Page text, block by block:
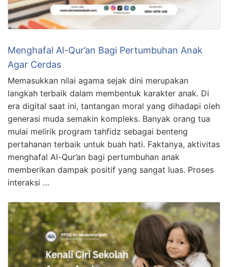
Menghafal Al-Qur’an Bagi Pertumbuhan Anak
Agar Cerdas
Memasukkan nilai agama sejak dini merupakan
langkah terbaik dalam membentuk karakter anak. Di
era digital saat ini, tantangan moral yang dihadapi oleh
generasi muda semakin kompleks. Banyak orang tua
mulai melirik program tahfidz sebagai benteng
pertahanan terbaik untuk buah hati. Faktanya, aktivitas
menghafal Al-Qur’an bagi pertumbuhan anak
memberikan dampak positif yang sangat luas. Proses
interaksi …